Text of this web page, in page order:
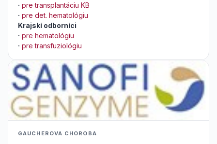
· pre transplantáciu KB
· pre det. hematológiu
Krajskí odborníci
· pre hematológiu
· pre transfuziológiu
GAUCHEROVA CHOROBA